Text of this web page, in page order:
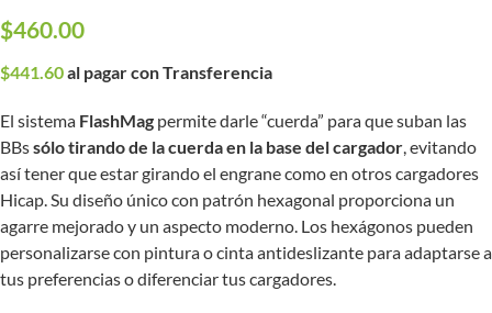
$460.00
$441.60al pagar con Transferencia
El sistema FlashMag permite darle “cuerda” para que suban las
BBssólo tirando de la cuerda en la base del cargador, evitando
así tener que estar girando el engrane como en otros cargadores
Hicap. Su diseño único con patrón hexagonal proporciona un
agarre mejorado y un aspecto moderno. Los hexágonos pueden
personalizarse con pintura o cinta antideslizante para adaptarse a
tus preferencias o diferenciar tus cargadores.